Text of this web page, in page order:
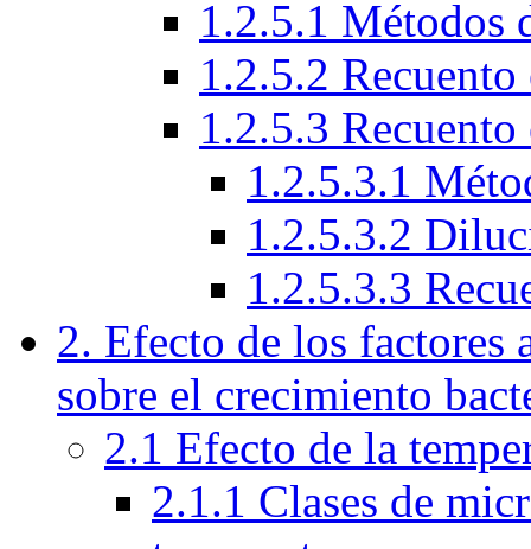
1.2.5.1 Métodos
1.2.5.2
1.2.5.3 Recuento
1.2.5.3.1
1.2.5.3.2
1.2.5.3.3
2. Efecto de los factores
sobre el crecimiento
2.1 Efecto de la
2.1.1 Clases de